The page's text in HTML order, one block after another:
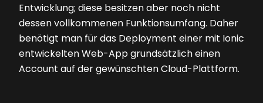
Entwicklung; diese besitzen aber noch nicht
dessen vollkommenen Funktionsumfang. Daher
benötigt man für das Deployment einer mit Ionic
entwickelten Web-App grundsätzlich einen
Account auf der gewünschten Cloud-Plattform.